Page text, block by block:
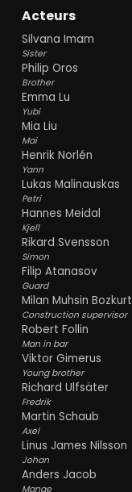
Acteurs
Silvana Imam
Sister
Philip Oros
Brother
Emma Lu
Yubi
Mia Liu
Mai
Henrik Norlén
Yann
Lukas Malinauskas
Petri
Hannes Meidal
Kjell
Rikard Svensson
Simon
Filip Atanasov
Guard
Milan Muhsin Bozkurt
Construction supervisor
Robert Follin
Man in bar
Viktor Gimerus
Young brother
Richard Ulfsäter
Fredrik
Martin Schaub
Axel
Linus James Nilsson
Johan
Anders Jacob
Mange